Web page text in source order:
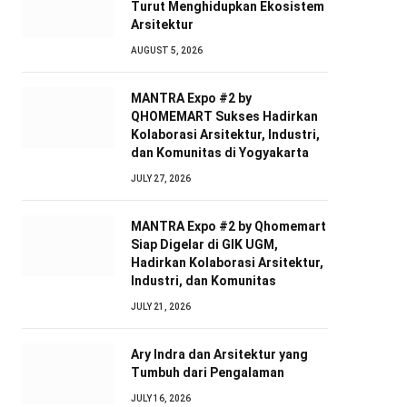
Turut Menghidupkan Ekosistem
Arsitektur
AUGUST 5, 2026
MANTRA Expo #2 by
QHOMEMART Sukses Hadirkan
Kolaborasi Arsitektur, Industri,
dan Komunitas di Yogyakarta
JULY 27, 2026
MANTRA Expo #2 by Qhomemart
Siap Digelar di GIK UGM,
Hadirkan Kolaborasi Arsitektur,
Industri, dan Komunitas
JULY 21, 2026
Ary Indra dan Arsitektur yang
Tumbuh dari Pengalaman
JULY 16, 2026